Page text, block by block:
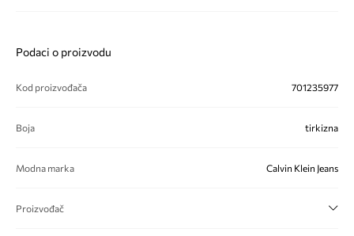
Podaci o proizvodu
Kod proizvođača 701235977
Boja tirkizna
Modna marka Calvin Klein Jeans
Proizvođač